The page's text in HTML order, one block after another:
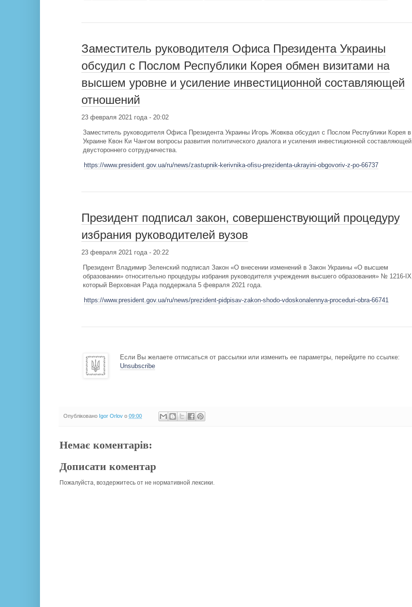
Заместитель руководителя Офиса Президента Украины
обсудил с Послом Республики Корея обмен визитами на
высшем уровне и усиление инвестиционной составляющей
отношений
23 февраля 2021 года - 20:02
Заместитель руководителя Офиса Президента Украины Игорь Жовква обсудил с Послом Республики Корея в
Украине Квон Ки Чангом вопросы развития политического диалога и усиления инвестиционной составляющей
двустороннего сотрудничества.
https://www.president.gov.ua/ru/news/zastupnik-kerivnika-ofisu-prezidenta-ukrayini-obgovoriv-z-po-66737
Президент подписал закон, совершенствующий процедуру
избрания руководителей вузов
23 февраля 2021 года - 20:22
Президент Владимир Зеленский подписал Закон «О внесении изменений в Закон Украины «О высшем
образовании» относительно процедуры избрания руководителя учреждения высшего образования» № 1216-IX,
который Верховная Рада поддержала 5 февраля 2021 года.
https://www.president.gov.ua/ru/news/prezident-pidpisav-zakon-shodo-vdoskonalennya-proceduri-obra-66741
Если Вы желаете отписаться от рассылки или изменить ее параметры, перейдите по ссылке:
Unsubscribe
Опубліковано Igor Orlov о 09:00
Немає коментарів:
Дописати коментар
Пожалуйста, воздержитесь от не нормативной лексики.